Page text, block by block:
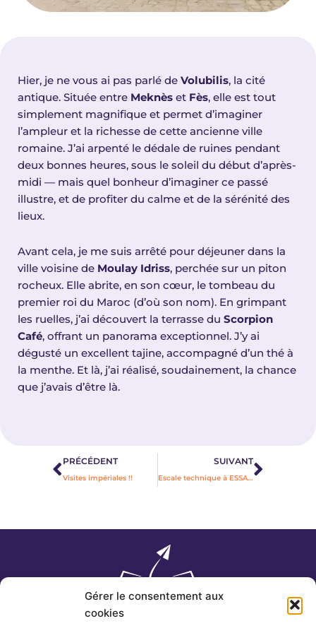
Gérer le consentement aux
cookies
Hier, je ne vous ai pas parlé de Volubilis, la cité
antique. Située entre Meknès et Fès, elle est tout
simplement magnifique et permet d’imaginer
l’ampleur et la richesse de cette ancienne ville
romaine. J’ai arpenté le dédale de ruines pendant
deux bonnes heures, sous le soleil du début d’après-
midi — mais quel bonheur d’imaginer ce passé
illustre, et de profiter du calme et de la sérénité des
lieux.
Avant cela, je me suis arrêté pour déjeuner dans la
ville voisine de Moulay Idriss, perchée sur un piton
rocheux. Elle abrite, en son cœur, le tombeau du
premier roi du Maroc (d’où son nom). En grimpant
les ruelles, j’ai découvert la terrasse du Scorpion
Café, offrant un panorama exceptionnel. J’y ai
dégusté un excellent tajine, accompagné d’un thé à
la menthe. Et là, j’ai réalisé, soudainement, la chance
que j’avais d’être là.
Précédent
PRÉCÉDENT
Visites impériales !!
SUIVANT
Escale technique à ESSAOUIRA